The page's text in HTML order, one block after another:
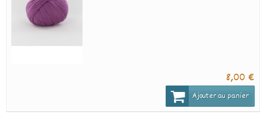
8,00 €
Ajouter au panier